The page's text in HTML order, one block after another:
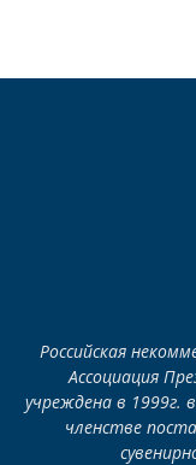
Российская
Ассоциация
учреждена в 1999г.
членстве